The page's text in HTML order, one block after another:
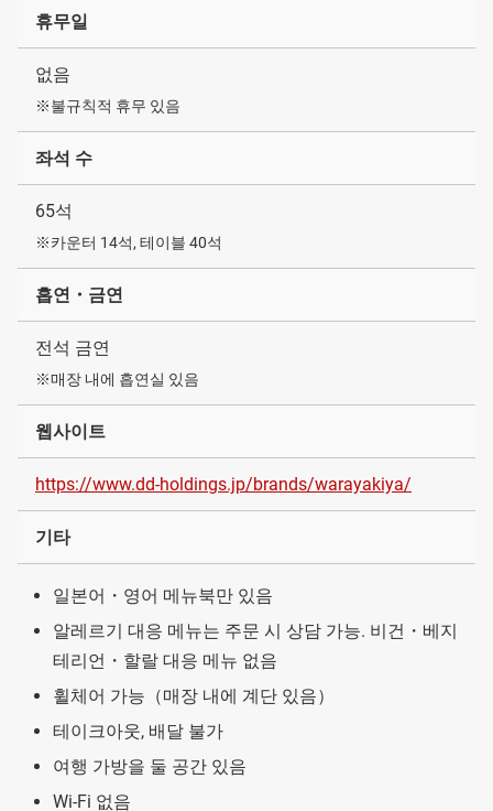
휴무일
없음
※불규칙적 휴무 있음
좌석 수
65석
※카운터 14석, 테이블 40석
흡연・금연
전석 금연
※매장 내에 흡연실 있음
웹사이트
https://www.dd-holdings.jp/brands/warayakiya/
기타
일본어・영어 메뉴북만 있음
알레르기 대응 메뉴는 주문 시 상담 가능. 비건・베지
테리언・할랄 대응 메뉴 없음
휠체어 가능（매장 내에 계단 있음）
테이크아웃, 배달 불가
여행 가방을 둘 공간 있음
Wi-Fi 없음